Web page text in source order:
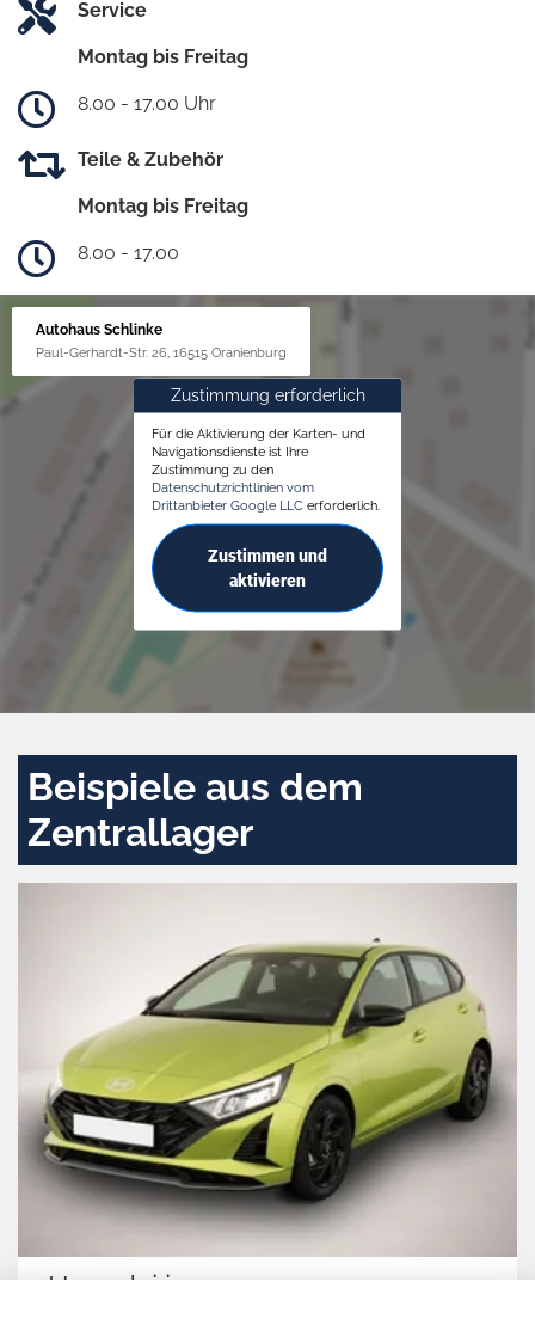
Service
Montag bis Freitag
8.00 - 17.00 Uhr
Teile & Zubehör
Montag bis Freitag
8.00 - 17.00
Autohaus Schlinke
Paul-Gerhardt-Str. 26, 16515 Oranienburg
Zustimmung erforderlich
Für die Aktivierung der Karten- und
Navigationsdienste ist Ihre
Zustimmung zu den
Datenschutzrichtlinien vom
Drittanbieter Google LLC erforderlich.
Zustimmen und
aktivieren
Beispiele aus dem
Zentrallager
Hyundai i20